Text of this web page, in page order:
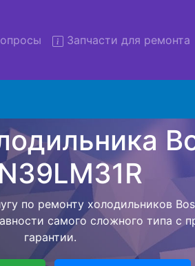
Запчасти для ремонта
с вывозом
- чтобы клиент не тратил свое
наш мастер сам заберет
центр. Ремонт
внутри сервисного центра, тем
с ремонтом. Перед тем
конечная стоимость работ и
услуг от компании - Доставка
консультирование и диагностика.